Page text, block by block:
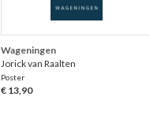
Wageningen
Jorick van Raalten
Poster
€ 13,90